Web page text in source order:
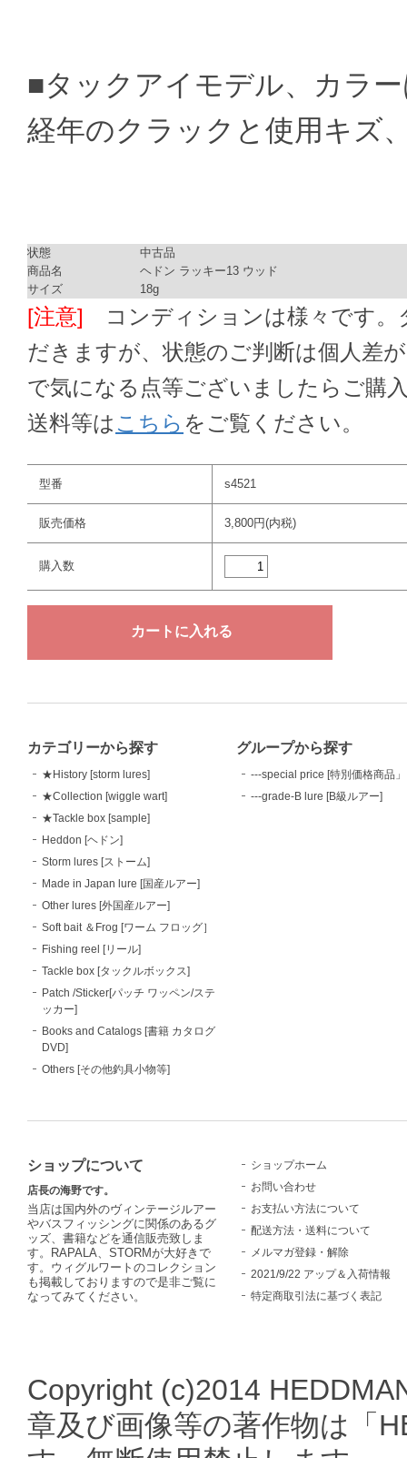
■タックアイモデル、カラ
経年のクラックと使用キズ
状態
中古品
商品名
ヘドン ラッキー13 ウッド
サイズ
18g
[注意] コンディションは様々です。
だきますが、状態のご判断は個人差
で気になる点等ございましたらご購
送料等は こちら をご覧ください。
型番 s4521
販売価格 3,800円(内税)
購入数
カテゴリーから探す
★History [storm lures]
★Collection [wiggle wart]
★Tackle box [sample]
Heddon [ヘドン]
Storm lures [ストーム]
Made in Japan lure [国産ルアー]
Other lures [外国産ルアー]
Soft bait ＆Frog [ワーム フロッグ］
Fishing reel [リール]
Tackle box [タックルボックス]
Patch /Sticker[パッチ ワッペン/ステ
ッカー]
Books and Catalogs [書籍 カタログ
DVD]
Others [その他釣具小物等]
グループから探す
---special price [特別価格商品」
---grade-B lure [B級ルアー]
ショップについて
店長の海野です。
当店は国内外のヴィンテージルアー
やバスフィッシングに関係のあるグ
ッズ、書籍などを通信販売致しま
す。RAPALA、STORMが大好きで
す。ウィグルワートのコレクション
も掲載しておりますので是非ご覧に
なってみてください。
ショップホーム
お問い合わせ
お支払い方法について
配送方法・送料について
メルマガ登録・解除
2021/9/22 アップ＆入荷情報
特定商取引法に基づく表記
Copyright (c)2014
章及び画像等の著作物は「